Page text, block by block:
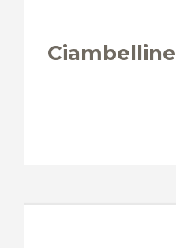
Ciambelline